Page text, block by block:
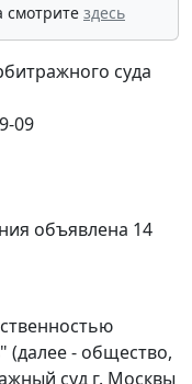
смотрите здесь
суда
09
объявлена 14
- общество,
суд г. Москвы